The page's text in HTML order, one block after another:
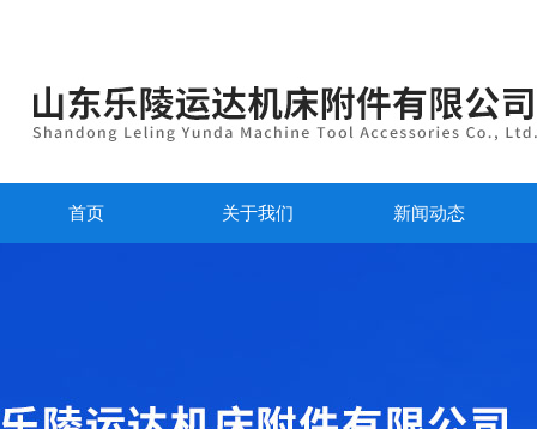
首页 关于我们 新闻动态